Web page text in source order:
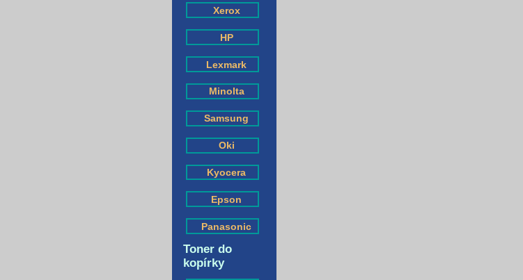
Xerox
HP
Lexmark
Minolta
Samsung
Oki
Kyocera
Epson
Panasonic
Toner do
kopírky